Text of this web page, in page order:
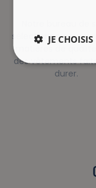
sélectionne pour
matières de qualité
des vêtements
durer.
JE CHOISIS